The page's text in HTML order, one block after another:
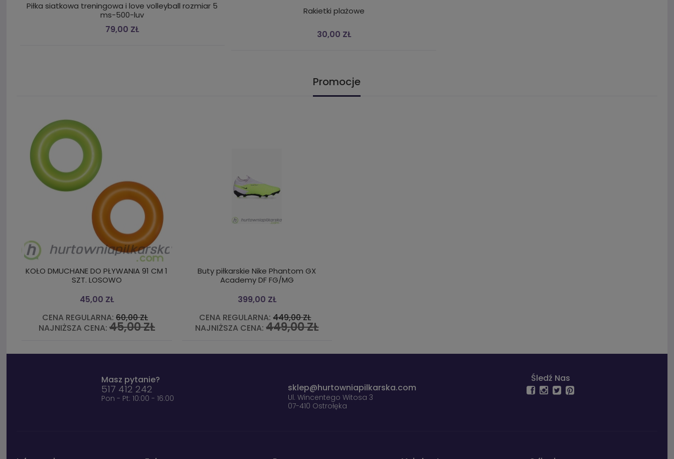
Piłka siatkowa treningowa i love volleyball rozmiar 5
ms-500-luv
79,00 ZŁ
Rakietki plażowe
30,00 ZŁ
Promocje
KOŁO DMUCHANE DO PŁYWANIA 91 CM 1
SZT. LOSOWO
45,00 ZŁ
CENA REGULARNA: 60,00 ZŁ
NAJNIŻSZA CENA: 45,00 ZŁ
Buty piłkarskie Nike Phantom GX
Academy DF FG/MG
399,00 ZŁ
CENA REGULARNA:449,00 ZŁ
NAJNIŻSZA CENA:449,00 ZŁ
Masz pytanie?
517 412 242
Pon - Pt: 10:00 - 16:00
sklep@hurtowniapilkarska.com
Ul. Wincentego Witosa 3
07-410 Ostrołęka
Śledź Nas